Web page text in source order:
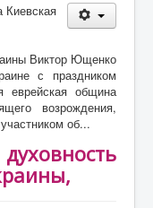
Киевская
Виктор Ющенко
с праздником
еврейская община
возрождения,
об...